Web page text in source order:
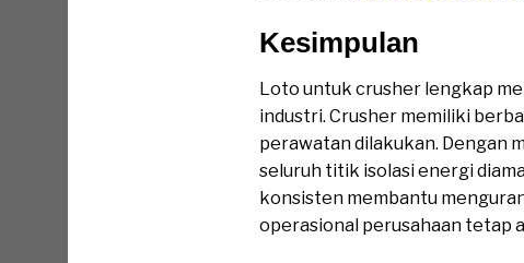
Kesimpulan
Loto untuk crusher lengkap
industri. Crusher memiliki
perawatan dilakukan. Dengan
seluruh titik isolasi energi
konsisten membantu
operasional perusahaan tetap